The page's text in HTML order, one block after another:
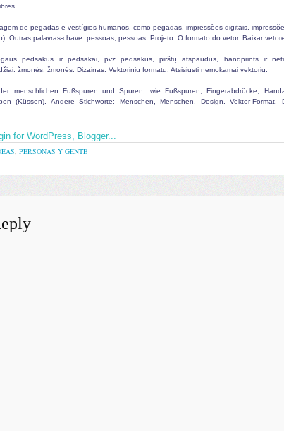
de pegadas e vestígios humanos, como pegadas, impressões digitais,
Outras palavras-chave: pessoas, pessoas. Projeto. O formato do vetor. Baixar
pėdsakus ir pėdsakai, pvz pėdsakus, pirštų atspaudus, handprints ir
žmonės, žmonės. Dizainas. Vektoriniu formatu. Atsisiųsti nemokamai vektorių.
menschlichen Fußspuren und Spuren, wie Fußspuren, Fingerabdrücke,
(Küssen). Andere Stichworte: Menschen, Menschen. Design. Vektor-Format.
, PERSONAS Y GENTE